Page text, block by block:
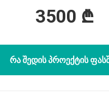
3500 ₾
ᲠᲐ ᲨᲔᲓᲘᲡ ᲞᲠᲝᲔᲥᲢᲘᲡ